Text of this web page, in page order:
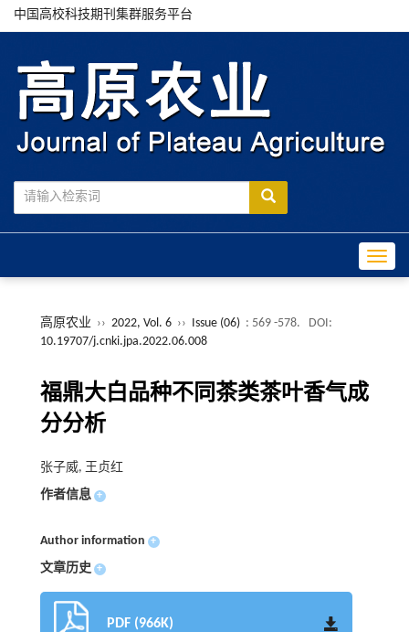
中国高校科技期刊集群服务平台
高原农业 ›› 2022, Vol. 6 ›› Issue (06) : 569 -578.
DOI:
10.19707/j.cnki.jpa.2022.06.008
福鼎大白品种不同茶类茶叶香气成
分分析
张子威, 王贞红
作者信息 +
Author information +
文章历史 +
PDF (966K)